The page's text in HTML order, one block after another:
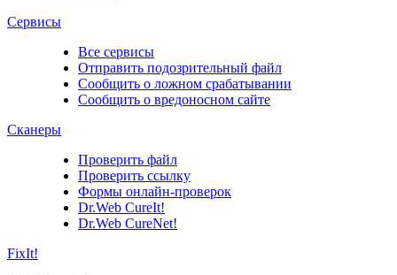
Сервисы
Все сервисы
Отправить подозрительный файл
Сообщить о ложном срабатывании
Сообщить о вредоносном сайте
Сканеры
Проверить файл
Проверить ссылку
Формы онлайн-проверок
Dr.Web CureIt!
Dr.Web CureNet!
FixIt!